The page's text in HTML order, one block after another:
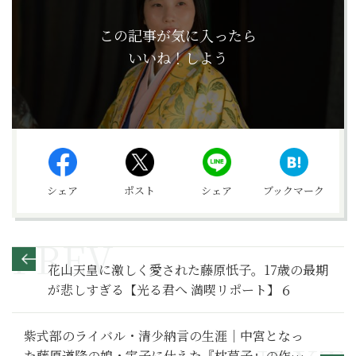
この記事が気に入ったら
いいね！しよう
シェア ポスト シェア ブックマーク
花山天皇に激しく愛された藤原忯子。17歳の最期
が悲しすぎる【光る君へ 満喫リポート】６
紫式部のライバル・清少納言の生涯｜中宮となっ